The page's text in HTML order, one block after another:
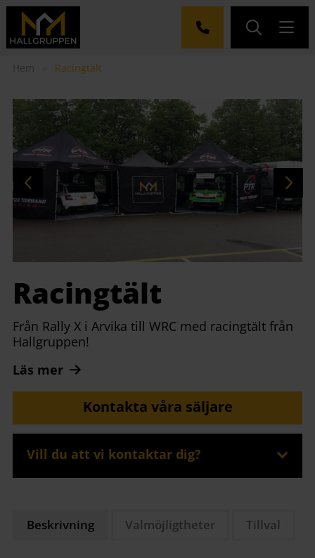
Hem Racingtält
Beskrivning Valmöjligtheter Tillval
Racingtält
Från Rally X i Arvika till WRC med racingtält från
Hallgruppen!
Läs mer
Kontakta våra säljare
Vill du att vi kontaktar dig?